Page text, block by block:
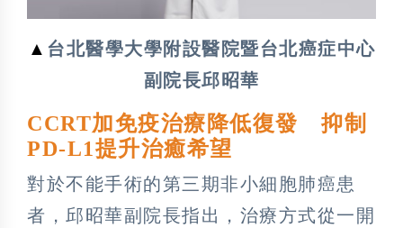
▲ 台北醫學大學附設醫院暨台北癌症中心
副院長邱昭華
CCRT加免疫治療降低復發 抑制
PD-L1提升治癒希望
對於不能手術的第三期非小細胞肺癌患
者，邱昭華副院長指出，治療方式從一開